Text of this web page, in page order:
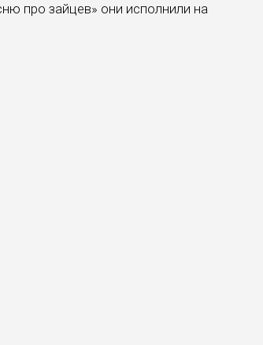
про зайцев» они исполнили на